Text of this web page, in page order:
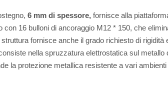
6 mm di spessore, fornisce alla
16 bulloni di ancoraggio M12 * 150, che
fornisce anche il grado richiesto di
nella spruzzatura elettrostatica sul
la protezione metallica resistente a vari